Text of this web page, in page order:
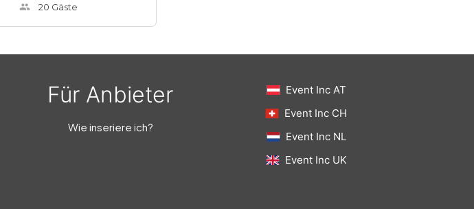
20 Gäste
Für Anbieter
Wie inseriere ich?
Event Inc AT
Event Inc CH
Event Inc NL
Event Inc UK